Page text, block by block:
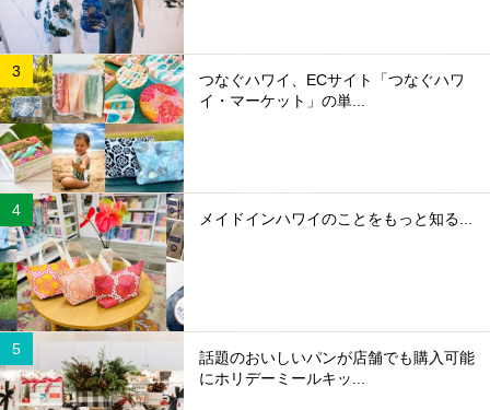
つなぐハワイ、ECサイト「つなぐハワ
イ・マーケット」の単...
メイドインハワイのことをもっと知る...
話題のおいしいパンが店舗でも購入可能
にホリデーミールキッ...